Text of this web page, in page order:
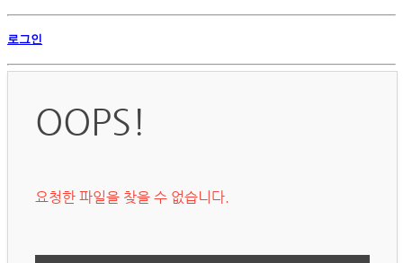
로그인
OOPS!
요청한 파일을 찾을 수 없습니다.